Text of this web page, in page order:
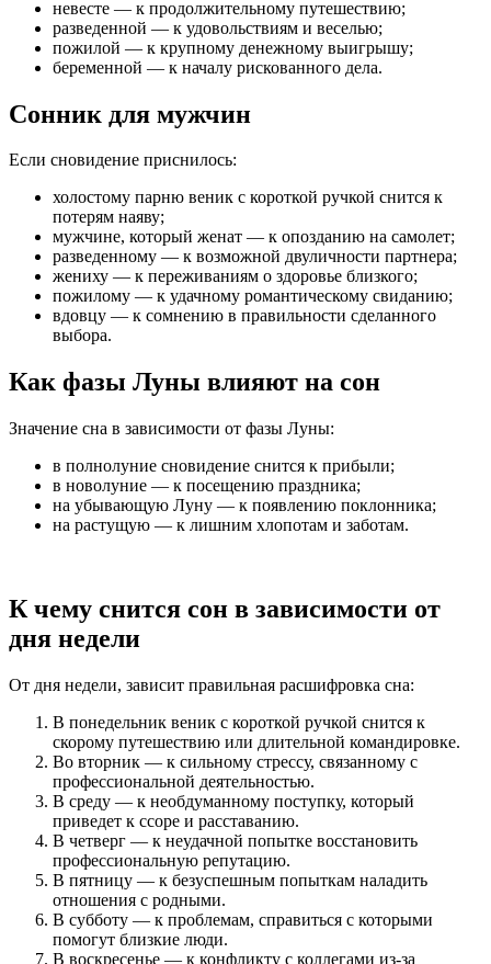
невесте — к продолжительному путешествию;
разведенной — к удовольствиям и веселью;
пожилой — к крупному денежному выигрышу;
беременной — к началу рискованного дела.
Сонник для мужчин
Если сновидение приснилось:
холостому парню веник с короткой ручкой снится к
потерям наяву;
мужчине, который женат — к опозданию на самолет;
разведенному — к возможной двуличности партнера;
жениху — к переживаниям о здоровье близкого;
пожилому — к удачному романтическому свиданию;
вдовцу — к сомнению в правильности сделанного
выбора.
Как фазы Луны влияют на сон
Значение сна в зависимости от фазы Луны:
в полнолуние сновидение снится к прибыли;
в новолуние — к посещению праздника;
на убывающую Луну — к появлению поклонника;
на растущую — к лишним хлопотам и заботам.
К чему снится сон в зависимости от
дня недели
От дня недели, зависит правильная расшифровка сна:
В понедельник веник с короткой ручкой снится к
скорому путешествию или длительной командировке.
Во вторник — к сильному стрессу, связанному с
профессиональной деятельностью.
В среду — к необдуманному поступку, который
приведет к ссоре и расставанию.
В четверг — к неудачной попытке восстановить
профессиональную репутацию.
В пятницу — к безуспешным попыткам наладить
отношения с родными.
В субботу — к проблемам, справиться с которыми
помогут близкие люди.
В воскресенье — к конфликту с коллегами из-за